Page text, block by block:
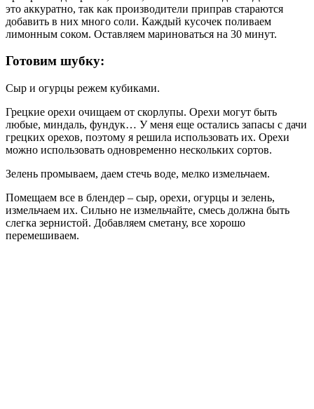
это аккуратно, так как производители приправ стараются
добавить в них много соли. Каждый кусочек поливаем
лимонным соком. Оставляем мариноваться на 30 минут.
Готовим шубку:
Сыр и огурцы режем кубиками.
Грецкие орехи очищаем от скорлупы. Орехи могут быть
любые, миндаль, фундук… У меня еще остались запасы с дачи
грецких орехов, поэтому я решила использовать их. Орехи
можно использовать одновременно нескольких сортов.
Зелень промываем, даем стечь воде, мелко измельчаем.
Помещаем все в блендер – сыр, орехи, огурцы и зелень,
измельчаем их. Сильно не измельчайте, смесь должна быть
слегка зернистой. Добавляем сметану, все хорошо
перемешиваем.